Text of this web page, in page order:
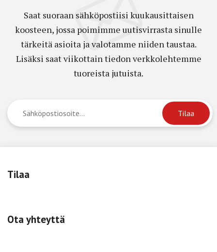
Saat suoraan sähköpostiisi kuukausittaisen
koosteen, jossa poimimme uutisvirrasta sinulle
tärkeitä asioita ja valotamme niiden taustaa.
Lisäksi saat viikottain tiedon verkkolehtemme
tuoreista jutuista.
Tilaa
Ota yhteyttä